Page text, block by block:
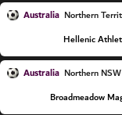
Australia Northern
Hellenic
Australia Northern
Broadmeadow